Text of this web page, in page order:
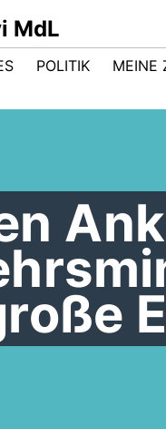
MdL
POLITIK MEINE